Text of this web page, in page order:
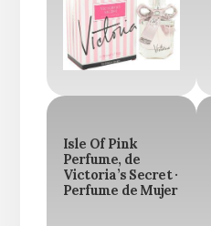
Isle Of Pink
Perfume, de
Victoria’s Secret ·
Perfume de Mujer